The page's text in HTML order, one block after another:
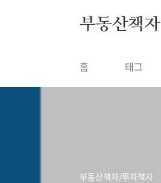
부동산책자
홈 태그
부동산책자/투자책자